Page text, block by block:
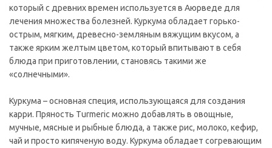
который с древних времен используется в Аюрведе для
лечения множества болезней. Куркума обладает горько-
острым, мягким, древесно-земляным вяжущим вкусом, а
также ярким желтым цветом, который впитывают в себя
блюда при приготовлении, становясь такими же
«солнечными».
Куркума – основная специя, использующаяся для создания
карри. Пряность Turmeric можно добавлять в овощные,
мучные, мясные и рыбные блюда, а также рис, молоко, кефир,
чай и просто кипяченую воду. Куркума обладает согревающим